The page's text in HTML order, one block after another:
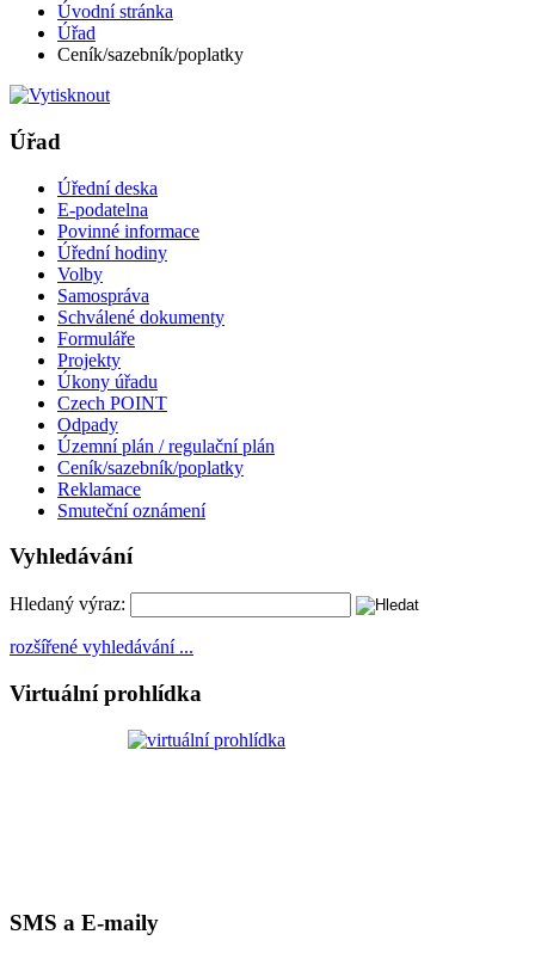
Úvodní stránka
Úřad
Ceník/sazebník/poplatky
Úřad
Úřední deska
E-podatelna
Povinné informace
Úřední hodiny
Volby
Samospráva
Schválené dokumenty
Formuláře
Projekty
Úkony úřadu
Czech POINT
Odpady
Územní plán / regulační plán
Ceník/sazebník/poplatky
Reklamace
Smuteční oznámení
Vyhledávání
Hledaný výraz:
rozšířené vyhledávání ...
Virtuální prohlídka
SMS a E-maily